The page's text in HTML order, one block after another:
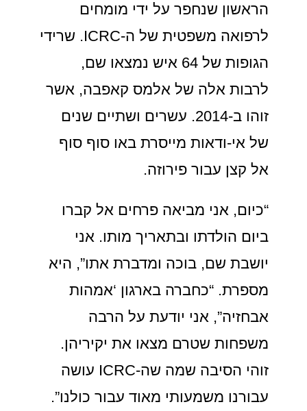
הראשון שנחפר על ידי מומחים
לרפואה משפטית של ה-ICRC. שרידי
הגופות של 64 איש נמצאו שם,
לרבות אלה של אלמס קאפבה, אשר
זוהו ב-2014. עשרים ושתיים שנים
של אי-ודאות מייסרת באו סוף סוף
אל קצן עבור פירוזה.
“כיום, אני מביאה פרחים אל קברו
ביום הולדתו ובתאריך מותו. אני
יושבת שם, בוכה ומדברת אתו”, היא
מספרת. “כחברה בארגון ‘אמהות
אבחזיה”, אני יודעת על הרבה
משפחות שטרם מצאו את יקיריהן.
זוהי הסיבה שמה שה-ICRC עושה
עבורנו משמעותי מאוד עבור כולנו”.